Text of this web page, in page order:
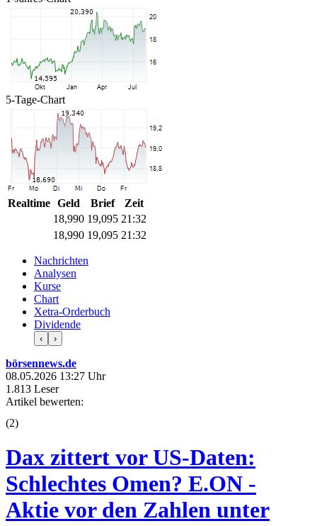
5-Tage-Chart
Realtime Geld Brief
Zeit
18,990 19,095 21:32
18,990 19,095 21:32
Nachrichten
Analysen
Kurse
Chart
Xetra-Orderbuch
Dividende
‹ ›
börsennews.de
08.05.2026 13:27 Uhr
1.813 Leser
Artikel bewerten:
(2)
Dax zittert vor US-Daten:
Schlechtes Omen? E.ON -
Aktie vor den Zahlen unter